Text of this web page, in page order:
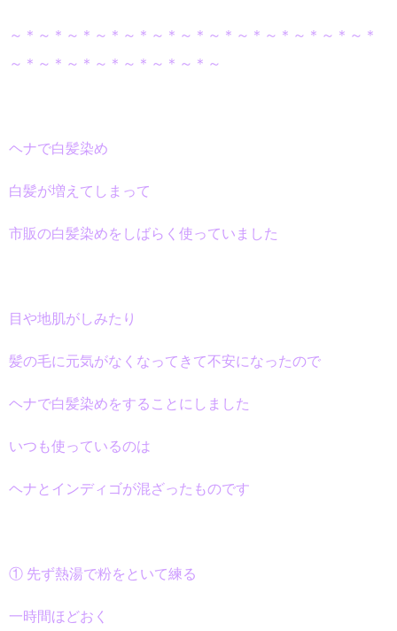
～＊～＊～＊～＊～＊～＊～＊～＊～＊～＊～＊～＊～＊
～＊～＊～＊～＊～＊～＊～＊～
ヘナで白髪染め
白髪が増えてしまって
市販の白髪染めをしばらく使っていました
目や地肌がしみたり
髪の毛に元気がなくなってきて不安になったので
ヘナで白髪染めをすることにしました
いつも使っているのは
ヘナとインディゴが混ざったものです
① 先ず熱湯で粉をといて練る
一時間ほどおく